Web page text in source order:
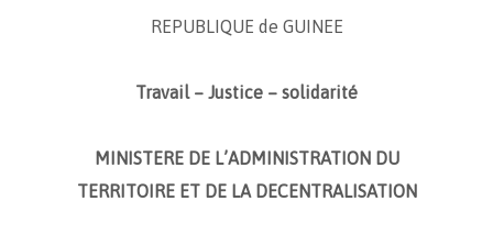
REPUBLIQUE de GUINEE
Travail – Justice – solidarité
MINISTERE DE L’ADMINISTRATION DU
TERRITOIRE ET DE LA DECENTRALISATION